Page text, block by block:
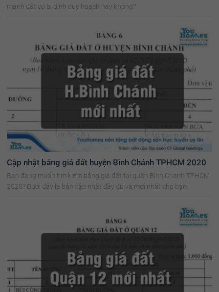
mảnh đất có bị dính quy hoạch hay không?
Cập nhật bảng giá đất huyện Bình Chánh TPHCM 2020
Bạn đang muốn tìm kiếm bảng giá đất tại quận Bình Chánh TPHCM
2020? Dưới đây là bản cập nhật đầy đủ và mới nhất cho bạn.